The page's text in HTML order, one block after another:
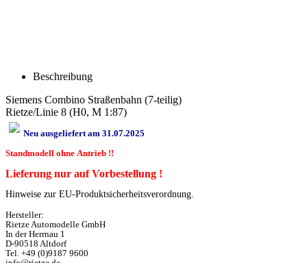
Beschreibung
Siemens Combino Straßenbahn (7-teilig)
Rietze/Linie 8 (H0, M 1:87)
Neu ausgeliefert am 31.07.2025
Standmodell ohne Antrieb !!
Lieferung nur auf Vorbestellung !
Hinweise zur EU-Produktsicherheitsverordnung.
Hersteller:
Rietze Automodelle GmbH
In der Herrnau 1
D-90518 Altdorf
Tel. +49 (0)9187 9600